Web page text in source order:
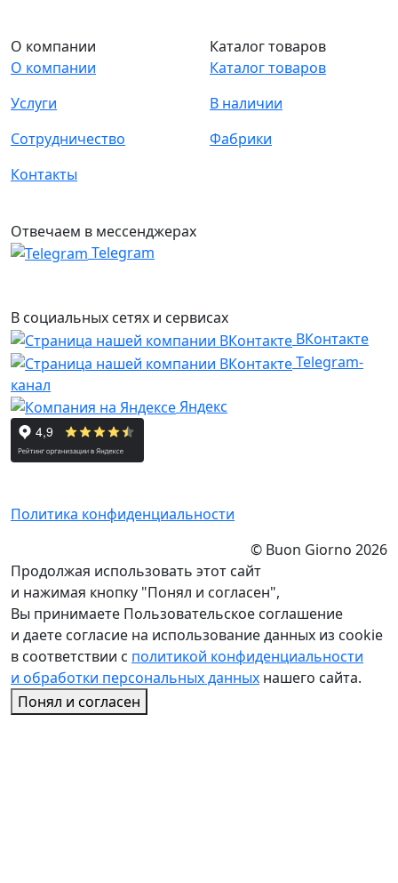
О компании
О компании
Услуги
Сотрудничество
Контакты
Каталог товаров
Каталог товаров
В наличии
Фабрики
Отвечаем в мессенджерах
Telegram
В социальных сетях и сервисах
ВКонтакте
Telegram-
канал
Яндекс
Политика конфиденциальности
© Buon Giorno 2026
Продолжая использовать этот сайт
и нажимая кнопку "Понял и согласен",
Вы принимаете Пользовательское соглашение
и даете согласие на использование данных из cookie
в соответствии с политикой конфиденциальности
и обработки персональных данных нашего сайта.
Понял и согласен